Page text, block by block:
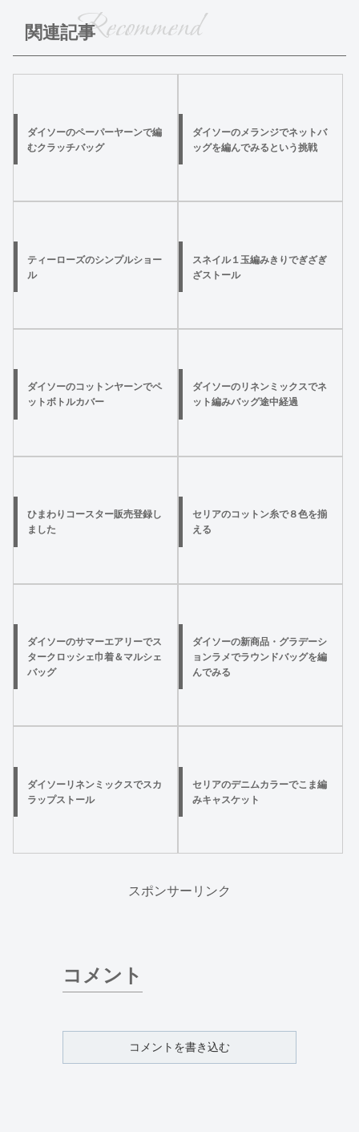
関連記事Recommend
ダイソーのペーパーヤーンで編
むクラッチバッグ
ダイソーのメランジでネットバ
ッグを編んでみるという挑戦
ティーローズのシンプルショー
ル
スネイル１玉編みきりでぎざぎ
ざストール
ダイソーのコットンヤーンでペ
ットボトルカバー
ダイソーのリネンミックスでネ
ット編みバッグ途中経過
ひまわりコースター販売登録し
ました
セリアのコットン糸で８色を揃
える
ダイソーのサマーエアリーでス
タークロッシェ巾着＆マルシェ
バッグ
ダイソーの新商品・グラデーシ
ョンラメでラウンドバッグを編
んでみる
ダイソーリネンミックスでスカ
ラップストール
セリアのデニムカラーでこま編
みキャスケット
スポンサーリンク
コメント
コメントを書き込む